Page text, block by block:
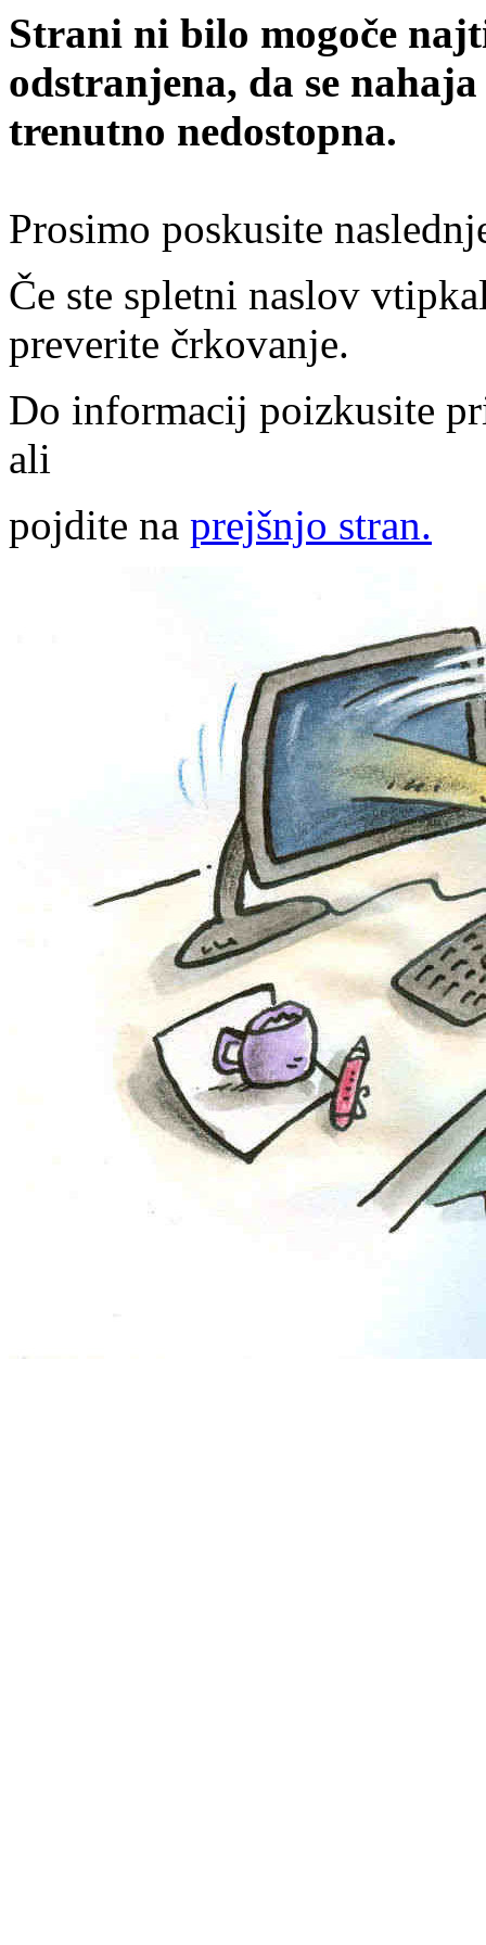
Strani ni bilo mogoče
odstranjena, da se
trenutno nedostopna.
Prosimo poskusite
Če ste spletni naslov
preverite črkovanje.
Do informacij poizkusite
ali
pojdite na prejšnjo stran.